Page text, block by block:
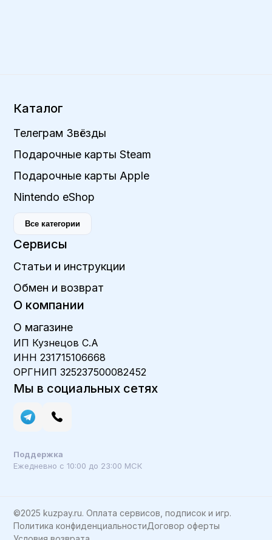
Каталог
Телеграм Звёзды
Подарочные карты Steam
Подарочные карты Apple
Nintendo eShop
Все категории
Сервисы
Статьи и инструкции
Обмен и возврат
О компании
О магазине
ИП Кузнецов С.А
ИНН 231715106668
ОРГНИП 325237500082452
Мы в социальных сетях
Поддержка
Ежедневно с 10:00 до 23:00 МСК
©2025 kuzpay.ru. Оплата сервисов, подписок и игр.
Политика конфиденциальностиДоговор оферты